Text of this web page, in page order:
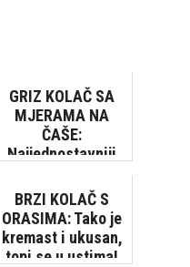
GRIZ KOLAČ SA
MJERAMA NA
ČAŠE:
Najjednostavniji
desert!
BRZI KOLAČ S
ORASIMA: Tako je
kremast i ukusan,
topi se u ustima!